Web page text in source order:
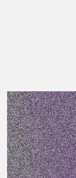
Ein regelmäßiger
mit den beiden
und Tillmann